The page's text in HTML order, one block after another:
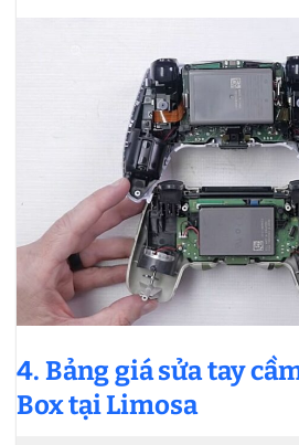
4. Bảng giá sửa tay
Box tại Limosa